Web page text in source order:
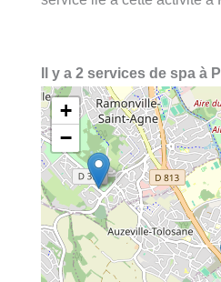
Il y a 2 services de spa à
+
−